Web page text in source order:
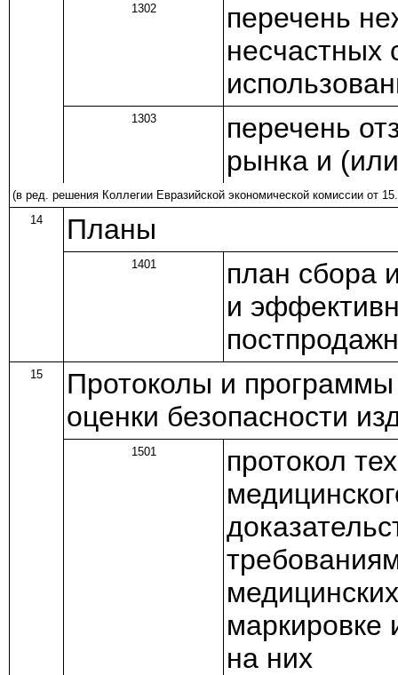
1302
перечень
несчастных
1303
перечень
рынка и
(в ред. решенияКоллегии Евразийской экономической комиссии от
14
Планы
1401
план сбора
и
15
Протоколы и
оценки безопасности
1501
протокол
маркировке
на них